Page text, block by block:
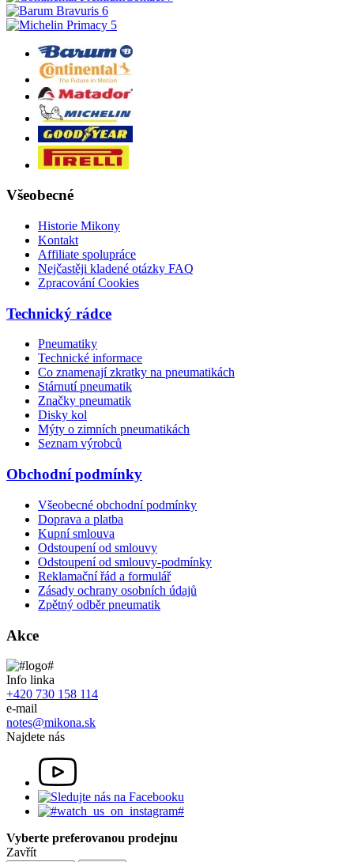
Všeobecné
Historie Mikony
Kontakt
Affiliate spolupráce
Nejčastěji kladené otázky FAQ
Zpracování Cookies
Technický rádce
Pneumatiky
Technické informace
Co znamenají zkratky na pneumatikách
Stárnutí pneumatik
Značky pneumatik
Disky kol
Mýty o zimních pneumatikách
Seznam výrobců
Obchodní podmínky
Všeobecné obchodní podmínky
Doprava a platba
Kupní smlouva
Odstoupení od smlouvy
Odstoupení od smlouvy-podmínky
Reklamační řád a formulář
Zásady ochrany osobních údajů
Zpětný odběr pneumatik
Akce
Info linka
+420 730 158 114
e-mail
notes@mikona.sk
Najdete nás
Vyberte preferovanou prodejnu
Zavřít